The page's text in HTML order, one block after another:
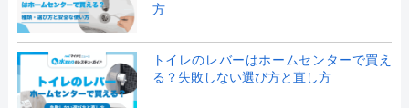
方
トイレのレバーはホームセンターで買え
る？失敗しない選び方と直し方